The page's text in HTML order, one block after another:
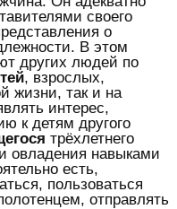
своего
о
В этом
других людей по
, взрослых,
жизни, так и на
интерес,
к детям другого
трёхлетнего
овладения навыками
есть,
пользоваться
отправлять